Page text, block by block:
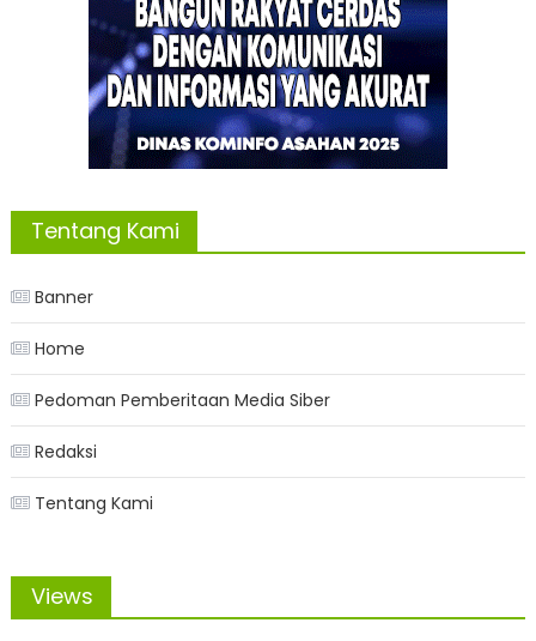
Tentang Kami
Banner
Home
Pedoman Pemberitaan Media Siber
Redaksi
Tentang Kami
Views